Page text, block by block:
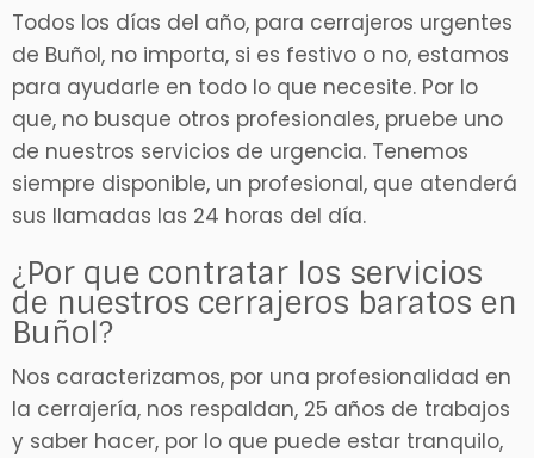
Todos los días del año, para cerrajeros urgentes
de Buñol, no importa, si es festivo o no, estamos
para ayudarle en todo lo que necesite. Por lo
que, no busque otros profesionales, pruebe uno
de nuestros servicios de urgencia. Tenemos
siempre disponible, un profesional, que atenderá
sus llamadas las 24 horas del día.
¿Por que contratar los servicios
de nuestros cerrajeros baratos en
Buñol?
Nos caracterizamos, por una profesionalidad en
la cerrajería, nos respaldan, 25 años de trabajos
y saber hacer, por lo que puede estar tranquilo,